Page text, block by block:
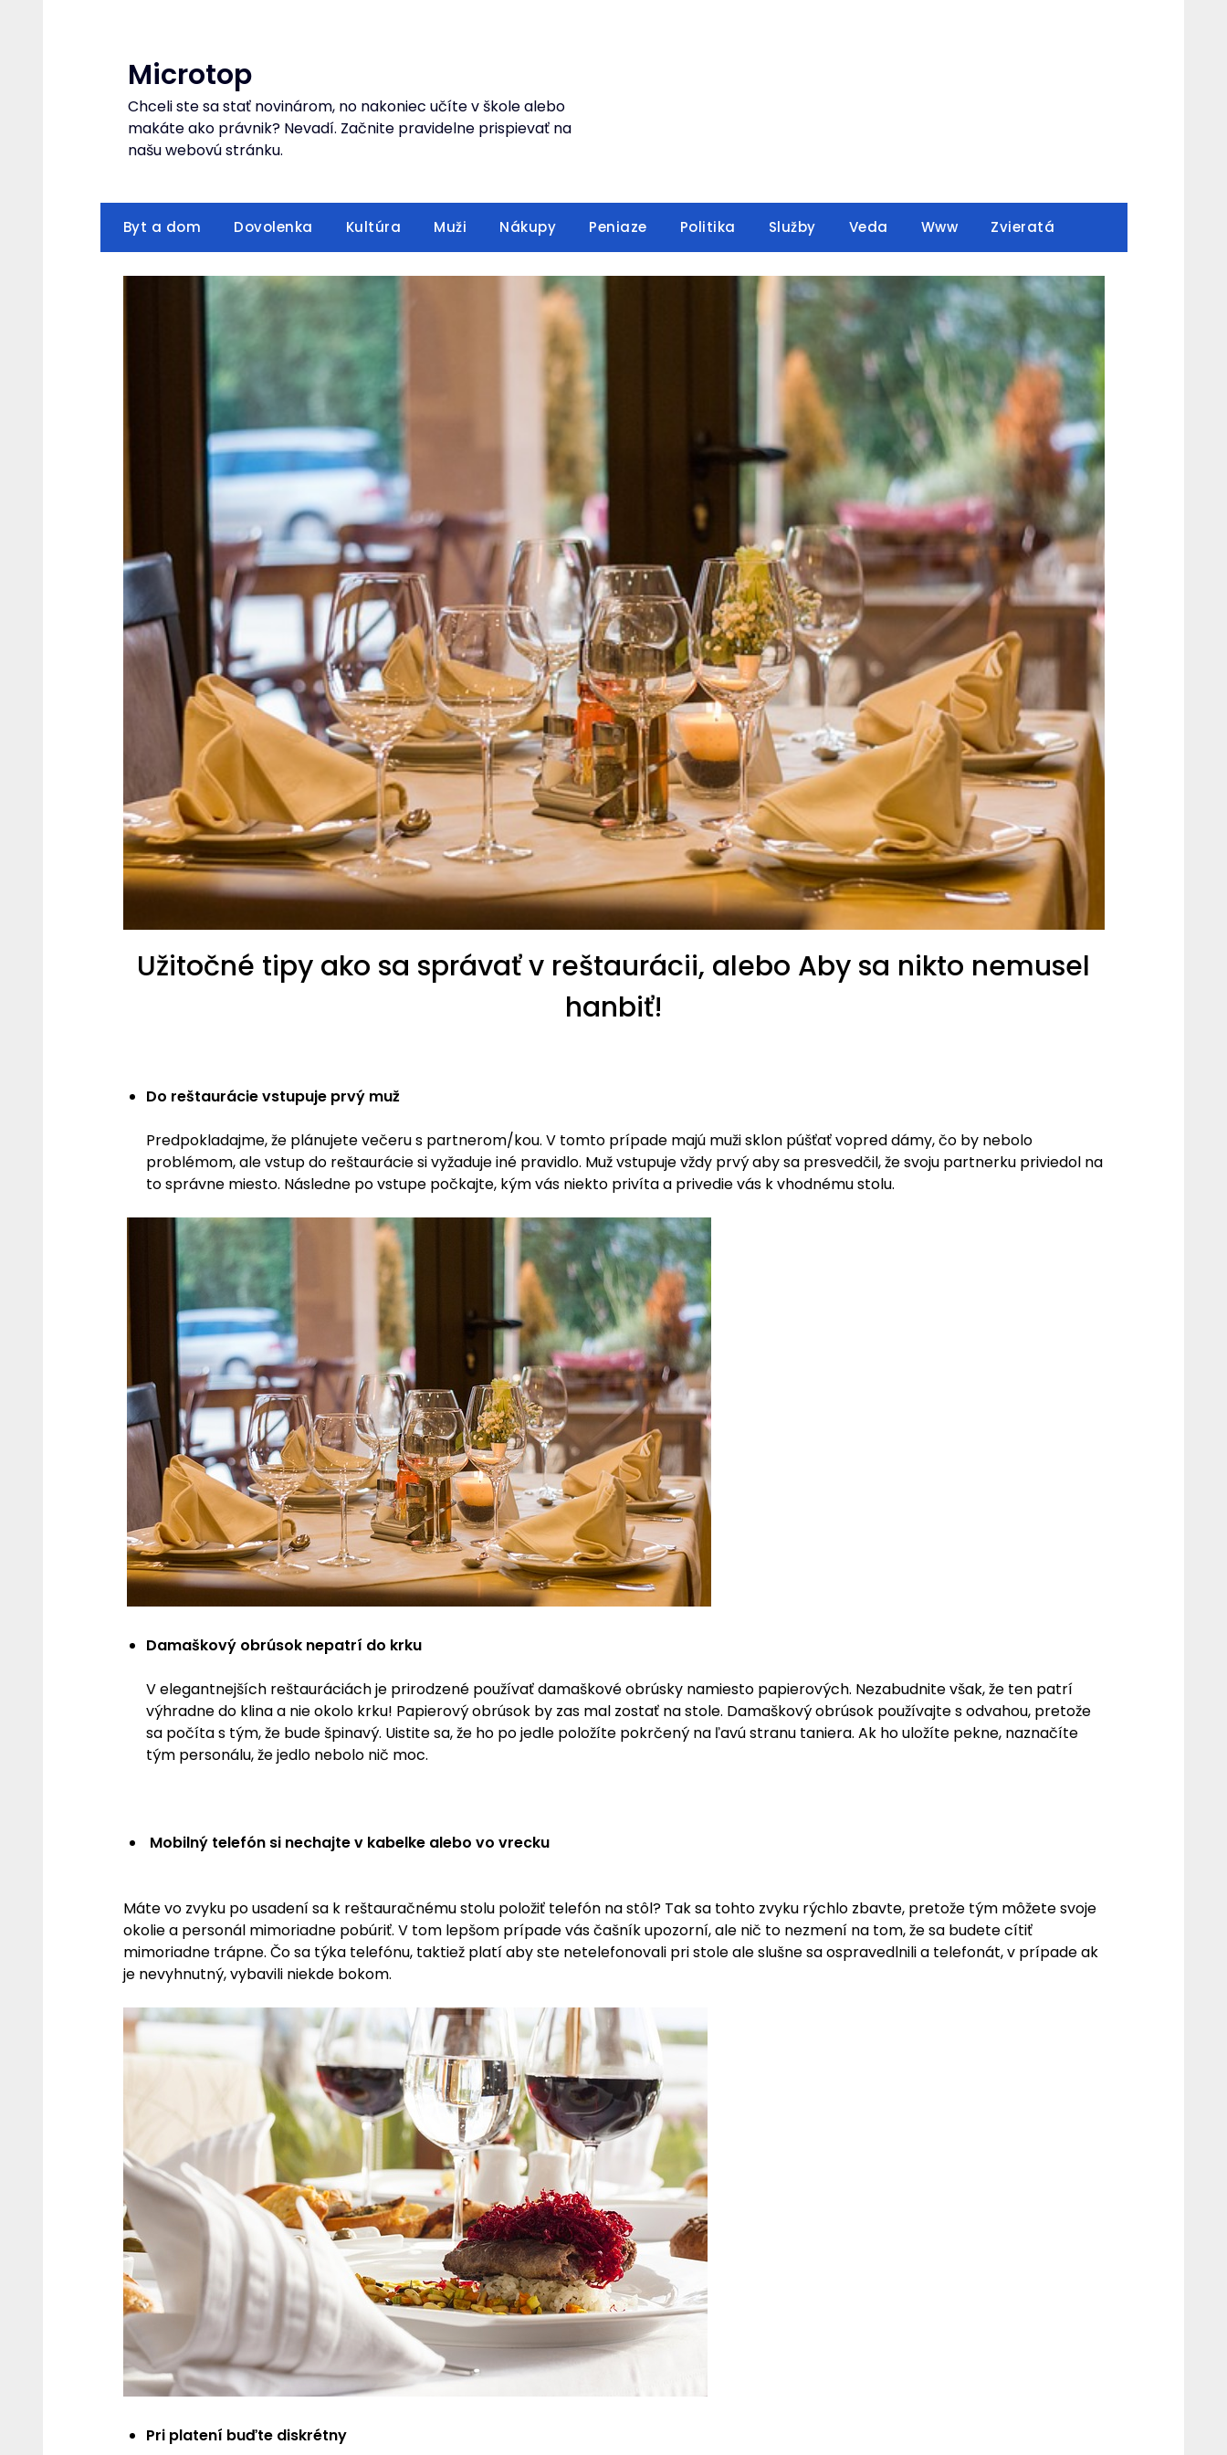
Microtop
Chceli ste sa stať novinárom, no nakoniec učíte v škole alebo
makáte ako právnik? Nevadí. Začnite pravidelne prispievať na
našu webovú stránku.
Byt a dom Dovolenka Kultúra Muži Nákupy Peniaze Politika Služby Veda Www Zvieratá
Užitočné tipy ako sa správať v reštaurácii, alebo Aby sa nikto nemusel
hanbiť!
Do reštaurácie vstupuje prvý muž
Predpokladajme, že plánujete večeru s partnerom/kou. V tomto prípade majú muži sklon púšťať vopred dámy, čo by nebolo
problémom, ale vstup do reštaurácie si vyžaduje iné pravidlo. Muž vstupuje vždy prvý aby sa presvedčil, že svoju partnerku priviedol na
to správne miesto. Následne po vstupe počkajte, kým vás niekto privíta a privedie vás k vhodnému stolu.
Damaškový obrúsok nepatrí do krku
V elegantnejších reštauráciách je prirodzené používať damaškové obrúsky namiesto papierových. Nezabudnite však, že ten patrí
výhradne do klina a nie okolo krku! Papierový obrúsok by zas mal zostať na stole. Damaškový obrúsok používajte s odvahou, pretože
sa počíta s tým, že bude špinavý. Uistite sa, že ho po jedle položíte pokrčený na ľavú stranu taniera. Ak ho uložíte pekne, naznačíte
tým personálu, že jedlo nebolo nič moc.
Mobilný telefón si nechajte v kabelke alebo vo vrecku
Máte vo zvyku po usadení sa k reštauračnému stolu položiť telefón na stôl? Tak sa tohto zvyku rýchlo zbavte, pretože tým môžete svoje
okolie a personál mimoriadne pobúriť. V tom lepšom prípade vás čašník upozorní, ale nič to nezmení na tom, že sa budete cítiť
mimoriadne trápne. Čo sa týka telefónu, taktiež platí aby ste netelefonovali pri stole ale slušne sa ospravedlnili a telefonát, v prípade ak
je nevyhnutný, vybavili niekde bokom.
Pri platení buďte diskrétny